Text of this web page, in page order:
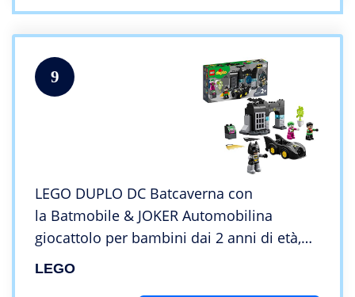
9
LEGO DUPLO DC Batcaverna con
la Batmobile & JOKER Automobilina
giocattolo per bambini dai 2 anni di età,
10919
LEGO